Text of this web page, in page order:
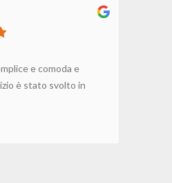
e comoda e
è stato svolto in